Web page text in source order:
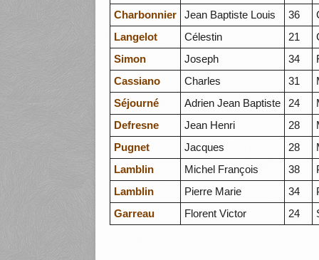
Charbonnier
Jean Baptiste Louis 36
Langelot
Célestin 21
Simon
Joseph 34
Cassiano
Charles 31
Séjourné
Adrien Jean Baptiste 24
Defresne
Jean Henri 28
Pugnet
Jacques 28
Lamblin
Michel François 38
Lamblin
Pierre Marie 34
Garreau
Florent Victor 24